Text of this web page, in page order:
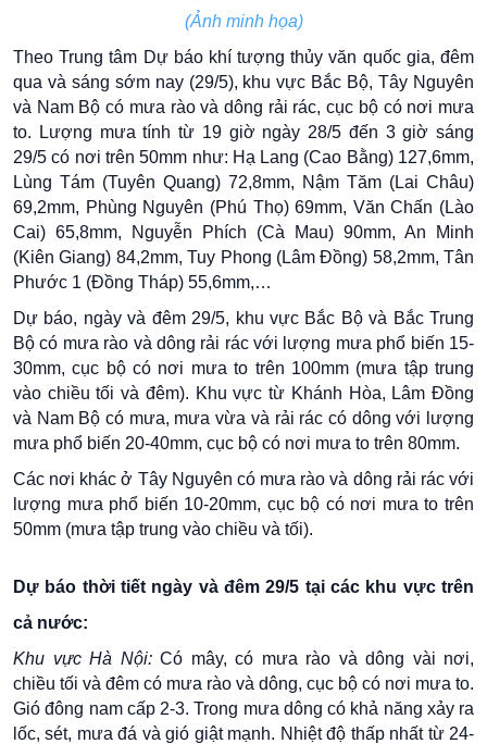
(Ảnh minh họa)
Theo Trung tâm Dự báo khí tượng thủy văn quốc gia, đêm
qua và sáng sớm nay (29/5), khu vực Bắc Bộ, Tây Nguyên
và Nam Bộ có mưa rào và dông rải rác, cục bộ có nơi mưa
to. Lượng mưa tính từ 19 giờ ngày 28/5 đến 3 giờ sáng
29/5 có nơi trên 50mm như: Hạ Lang (Cao Bằng) 127,6mm,
Lùng Tám (Tuyên Quang) 72,8mm, Nậm Tăm (Lai Châu)
69,2mm, Phùng Nguyên (Phú Thọ) 69mm, Văn Chấn (Lào
Cai) 65,8mm, Nguyễn Phích (Cà Mau) 90mm, An Minh
(Kiên Giang) 84,2mm, Tuy Phong (Lâm Đồng) 58,2mm, Tân
Phước 1 (Đồng Tháp) 55,6mm,…
Dự báo, ngày và đêm 29/5, khu vực Bắc Bộ và Bắc Trung
Bộ có mưa rào và dông rải rác với lượng mưa phổ biến 15-
30mm, cục bộ có nơi mưa to trên 100mm (mưa tập trung
vào chiều tối và đêm). Khu vực từ Khánh Hòa, Lâm Đồng
và Nam Bộ có mưa, mưa vừa và rải rác có dông với lượng
mưa phổ biến 20-40mm, cục bộ có nơi mưa to trên 80mm.
Các nơi khác ở Tây Nguyên có mưa rào và dông rải rác với
lượng mưa phổ biến 10-20mm, cục bộ có nơi mưa to trên
50mm (mưa tập trung vào chiều và tối).
Dự báo thời tiết ngày và đêm 29/5 tại các khu vực trên
cả nước:
Khu vực Hà Nội:Có mây, có mưa rào và dông vài nơi,
chiều tối và đêm có mưa rào và dông, cục bộ có nơi mưa to.
Gió đông nam cấp 2-3. Trong mưa dông có khả năng xảy ra
lốc, sét, mưa đá và gió giật mạnh. Nhiệt độ thấp nhất từ 24-